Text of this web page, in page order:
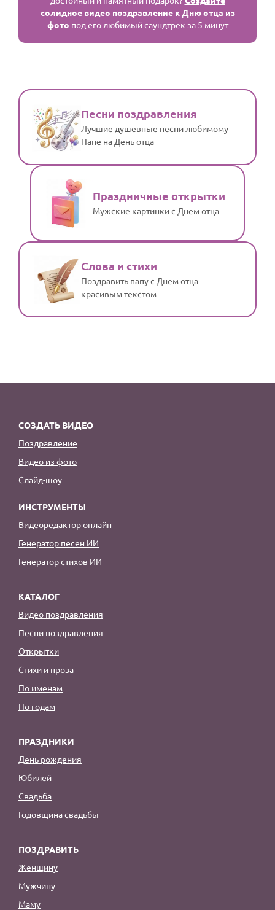
солидное видео поздравление к Дню отца из
фото под его любимый саундтрек за 5 минут
Песни поздравления
Лучшие душевные песни любимому
Папе на День отца
Праздничные открытки
Мужские картинки с Днем отца
Слова и стихи
Поздравить папу с Днем отца
красивым текстом
СОЗДАТЬ ВИДЕО
Поздравление
Видео из фото
Слайд-шоу
ИНСТРУМЕНТЫ
Видеоредактор онлайн
Генератор песен ИИ
Генератор стихов ИИ
КАТАЛОГ
Видео поздравления
Песни поздравления
Открытки
Стихи и проза
По именам
По годам
ПРАЗДНИКИ
День рождения
Юбилей
Свадьба
Годовщина свадьбы
ПОЗДРАВИТЬ
Женщину
Мужчину
Маму